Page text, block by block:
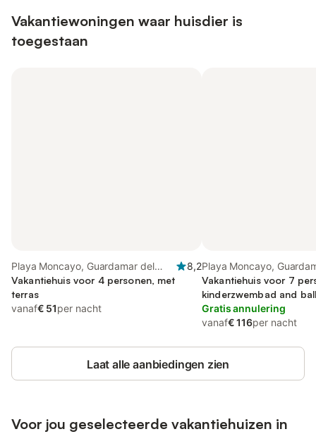
Vakantiewoningen waar huisdier is
toegestaan
Playa Moncayo, Guardamar del
Segura
8,2
Vakantiehuis voor 4 personen, met
terras
vanaf€ 51per nacht
Playa Moncayo,
Vakantiehuis voor 7
kinderzwembad and
uitzicht op het meer
Gratis annulering
vanaf€ 116per nacht
Laat alle aanbiedingen zien
Voor jou geselecteerde vakantiehuizen in